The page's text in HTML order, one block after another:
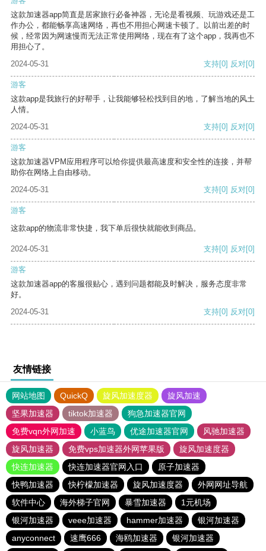
这款加速器app简直是居家旅行必备神器，无论是看视频、玩游戏还是工
作办公，都能畅享高速网络，再也不用担心网速卡顿了。以前出差的时
候，经常因为网速慢而无法正常使用网络，现在有了这个app，我再也不
用担心了。
2024-05-31
支持[0] 反对[0]
游客
这款app是我旅行的好帮手，让我能够轻松找到目的地，了解当地的风土
人情。
2024-05-31
支持[0] 反对[0]
游客
这款加速器VPM应用程序可以给你提供最高速度和安全性的连接，并帮
助你在网络上自由移动。
2024-05-31
支持[0] 反对[0]
游客
这款app的物流非常快捷，我下单后很快就能收到商品。
2024-05-31 支持[0] 反对[0]
游客
这款加速器app的客服很贴心，遇到问题都能及时解决，服务态度非常
好。
2024-05-31
支持[0] 反对[0]
友情链接
网站地图 QuickQ 旋风加速度器
旋风加速
坚果加速器
tiktok加速器
狗急加速器官网
免费vqn外网加速
小蓝鸟 优途加速器官网
风驰加速器
旋风加速器
免费vps加速器外网苹果版
旋风加速度器
快连加速器
快连加速器官网入口
原子加速器
快鸭加速器
快柠檬加速器 旋风加速度器
外网网址导航
软件中心
海外梯子官网 暴雪加速器
1元机场
银河加速器
veee加速器 hammer加速器
银河加速器
anyconnect
速鹰666 海鸥加速器 银河加速器